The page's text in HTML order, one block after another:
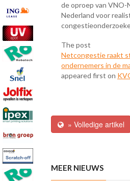
de oproep van VNO-
Nederland voor
The post
Netcongestie raakt
ondernemers in de
appeared first on
» Volledige artikel
MEER NIEUWS